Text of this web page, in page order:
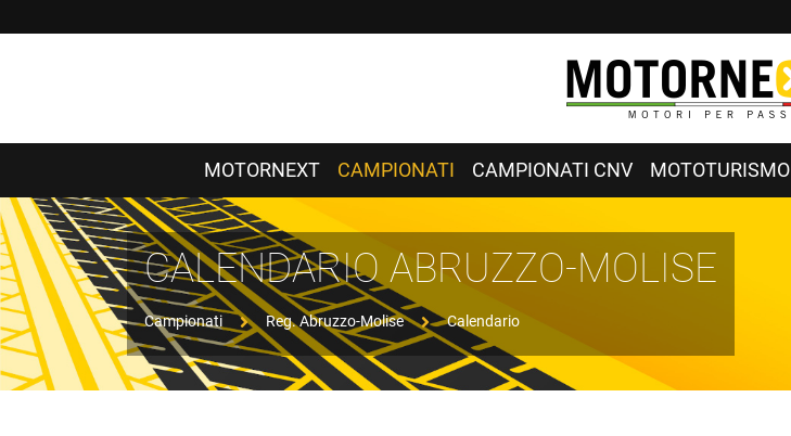
MOTORNEXT CAMPIONATI CAMPIONATI CNV MOTOTURISMO
CALENDARIO ABRUZZO-MOLISE
Campionati Reg. Abruzzo-Molise Calendario